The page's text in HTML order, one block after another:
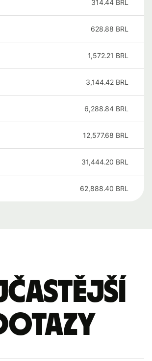
314.44 BRL
628.88 BRL
1,572.21 BRL
3,144.42 BRL
6,288.84 BRL
12,577.68 BRL
31,444.20 BRL
62,888.40 BRL